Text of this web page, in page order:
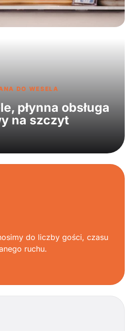
DO WESELA
płynna obsługa
na szczyt
do liczby gości, czasu
ruchu.